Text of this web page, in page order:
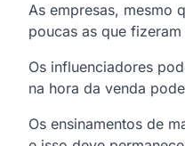
As empresas, mesmo
poucas as que
Os influenciadores
na hora da venda
Os ensinamentos de